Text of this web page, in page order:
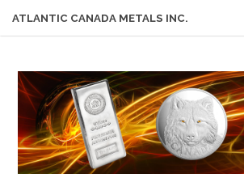
ATLANTIC CANADA METALS INC.